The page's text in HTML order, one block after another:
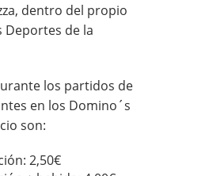
dentro del propio
Deportes de la
los partidos de
en los Domino´s
son:
2,50€